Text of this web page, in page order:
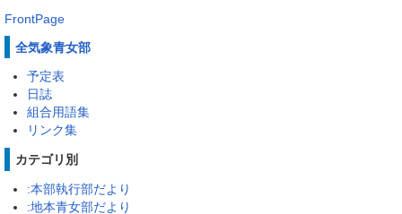
FrontPage
全気象青女部
予定表
日誌
組合用語集
リンク集
カテゴリ別
:本部執行部だより
:地本青女部だより